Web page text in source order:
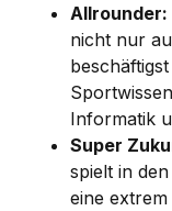
Allrounder:
nicht nur
Informatik
Super
spielt in
eine